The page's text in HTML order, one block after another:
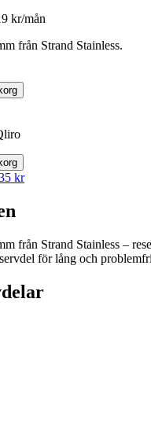
kr/mån
från Strand Stainless.
kr
från Strand Stainless –
för lång och